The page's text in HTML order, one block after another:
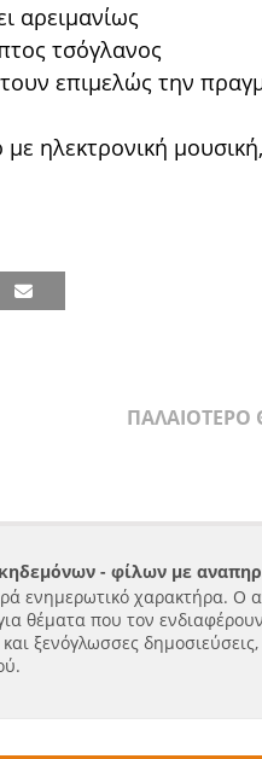
αρειμανίως
τσόγλανος
επιμελώς την
ηλεκτρονική
ΠΑΛΑΙΟΤΕΡΟ
- φίλων με
ενημερωτικό χαρακτήρα. Ο
θέματα που τον
ξενόγλωσσες δημοσιεύσεις,